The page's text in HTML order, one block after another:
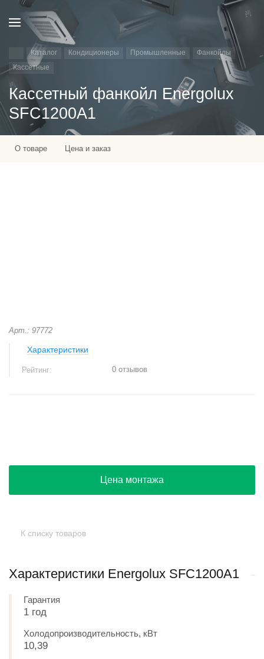
Каталог Кондиционеры Промышленные
Фанкойлы
Кассетные
Кассетный фанкойл Energolux
SFC1200A1
О товаре Цена и заказ
Арт.: 97772
Характеристики
Рейтинг: 0 отзывов
Цена монтажа
К списку товаров
Характеристики Energolux SFC1200A1
Гарантия
1 год
Холодопроизводительность, кВт
10,39